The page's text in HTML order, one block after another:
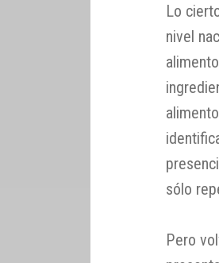
Lo
nivel
sólo
Pero